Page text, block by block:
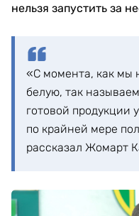
нельзя запустить за
«С момента, как мы
белую, так
готовой продукции
по крайней мере
рассказал Жомарт